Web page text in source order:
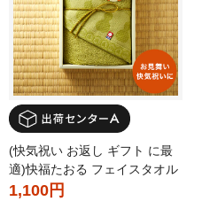
(快気祝い お返し ギフト に最
適)快福たおる フェイスタオル
1,100円